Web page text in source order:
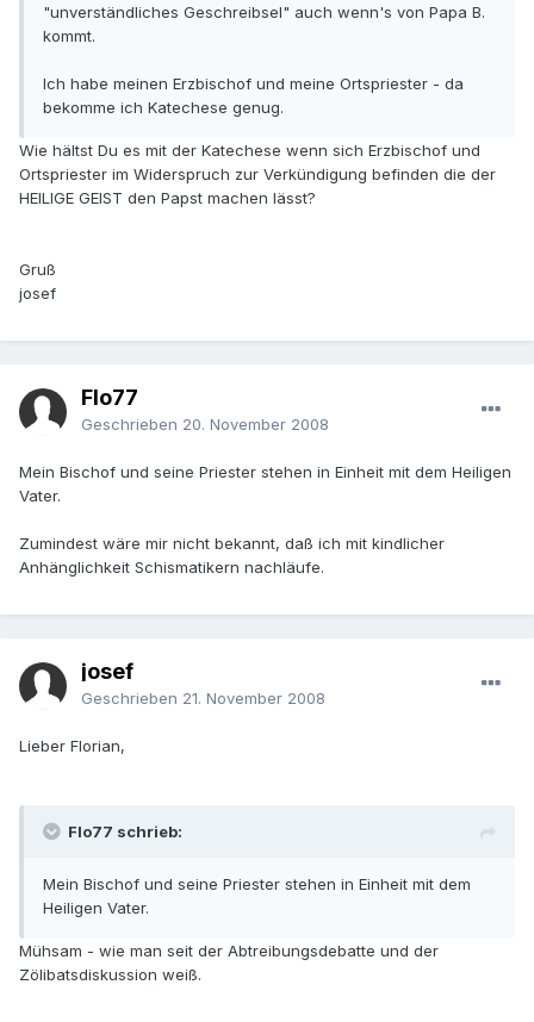
"unverständliches Geschreibsel" auch wenn's von Papa B.
kommt.
Ich habe meinen Erzbischof und meine Ortspriester - da
bekomme ich Katechese genug.
Wie hältst Du es mit der Katechese wenn sich Erzbischof und
Ortspriester im Widerspruch zur Verkündigung befinden die der
HEILIGE GEIST den Papst machen lässt?
Gruß
josef
Flo77
Geschrieben 20. November 2008
Mein Bischof und seine Priester stehen in Einheit mit dem Heiligen
Vater.
Zumindest wäre mir nicht bekannt, daß ich mit kindlicher
Anhänglichkeit Schismatikern nachläufe.
josef
Geschrieben 21. November 2008
Lieber Florian,
Flo77 schrieb:
Mein Bischof und seine Priester stehen in Einheit mit dem
Heiligen Vater.
Mühsam - wie man seit der Abtreibungsdebatte und der
Zölibatsdiskussion weiß.